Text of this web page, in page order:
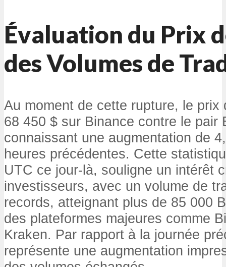
Évaluation du Prix
des Volumes de
Au moment de cette rupture, le
68 450 $ sur Binance contre le pair
connaissant une augmentation de
heures précédentes. Cette
UTC ce jour-là, souligne un intérêt
investisseurs, avec un volume de
records, atteignant plus de 85 000
des plateformes majeures comme
Kraken. Par rapport à la journée
représente une augmentation